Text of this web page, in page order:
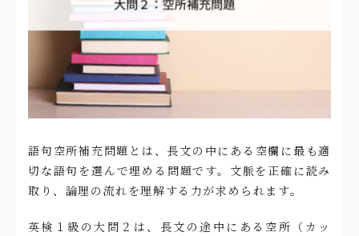
語句空所補充問題とは、長文の中にある空欄に最も適
切な語句を選んで埋める問題です。文脈を正確に読み
取り、論理の流れを理解する力が求められます。
英検１級の大問２は、長文の途中にある空所（カッ